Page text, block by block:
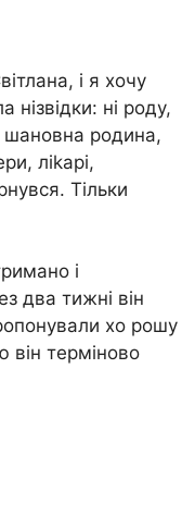
і я хочу
ні роду,
шановна родина,
ліkарі,
Тільки
і
два тижні він
хо рошу
він терміново